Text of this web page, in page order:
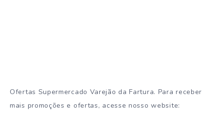
Ofertas Supermercado Varejão da Fartura. Para receber
mais promoções e ofertas, acesse nosso website: